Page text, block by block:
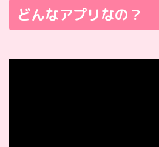
どんなアプリなの？